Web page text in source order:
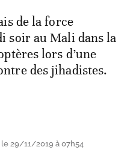
de la force
soir au Mali dans la
lors d’une
des jihadistes.
29/11/2019 à 07h54